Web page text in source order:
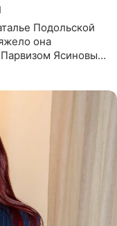
Подольской
она
Ясиновым.